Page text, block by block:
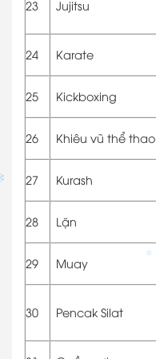
23 Jujitsu
24 Karate
25 Kickboxing
26 Khiêu vũ thể thao
27 Kurash
28 Lặn
29 Muay
30 Pencak Silat